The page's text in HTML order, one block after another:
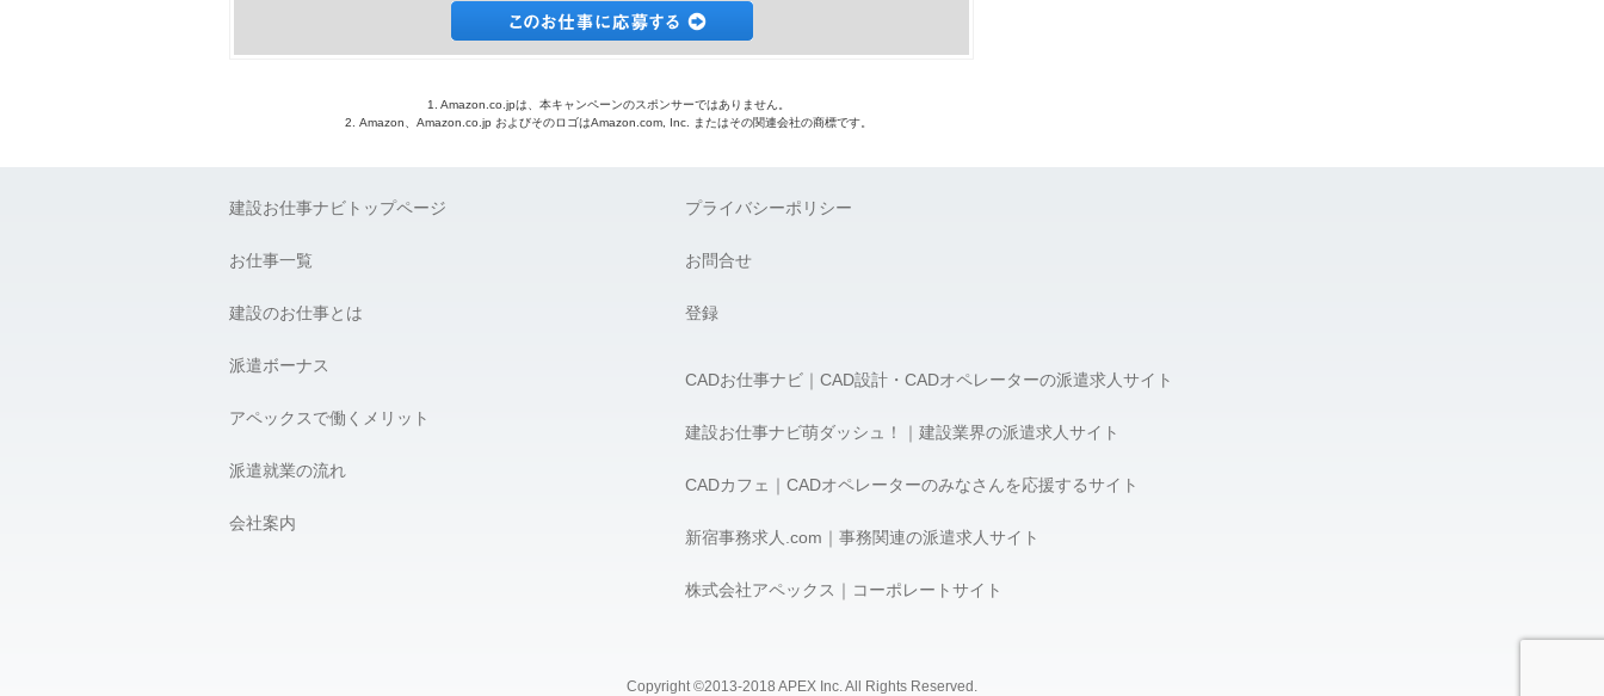
1. Amazon.co.jpは、本キャンペーンのスポンサーではありません。
2. Amazon、Amazon.co.jp およびそのロゴはAmazon.com, Inc. またはその関連会社の商標です。
建設お仕事ナビトップページ
お仕事一覧
建設のお仕事とは
派遣ボーナス
アペックスで働くメリット
派遣就業の流れ
会社案内
プライバシーポリシー
お問合せ
登録
CADお仕事ナビ｜CAD設計・CADオペレーターの派遣求人サイト
建設お仕事ナビ萌ダッシュ！｜建設業界の派遣求人サイト
CADカフェ｜CADオペレーターのみなさんを応援するサイト
新宿事務求人.com｜事務関連の派遣求人サイト
株式会社アペックス｜コーポレートサイト
Copyright ©2013-2018 APEX Inc. All Rights Reserved.